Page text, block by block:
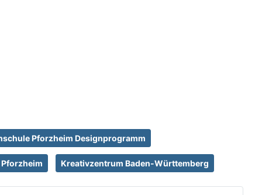
Pforzheim Designprogramm
Kreativzentrum Baden-Württemberg